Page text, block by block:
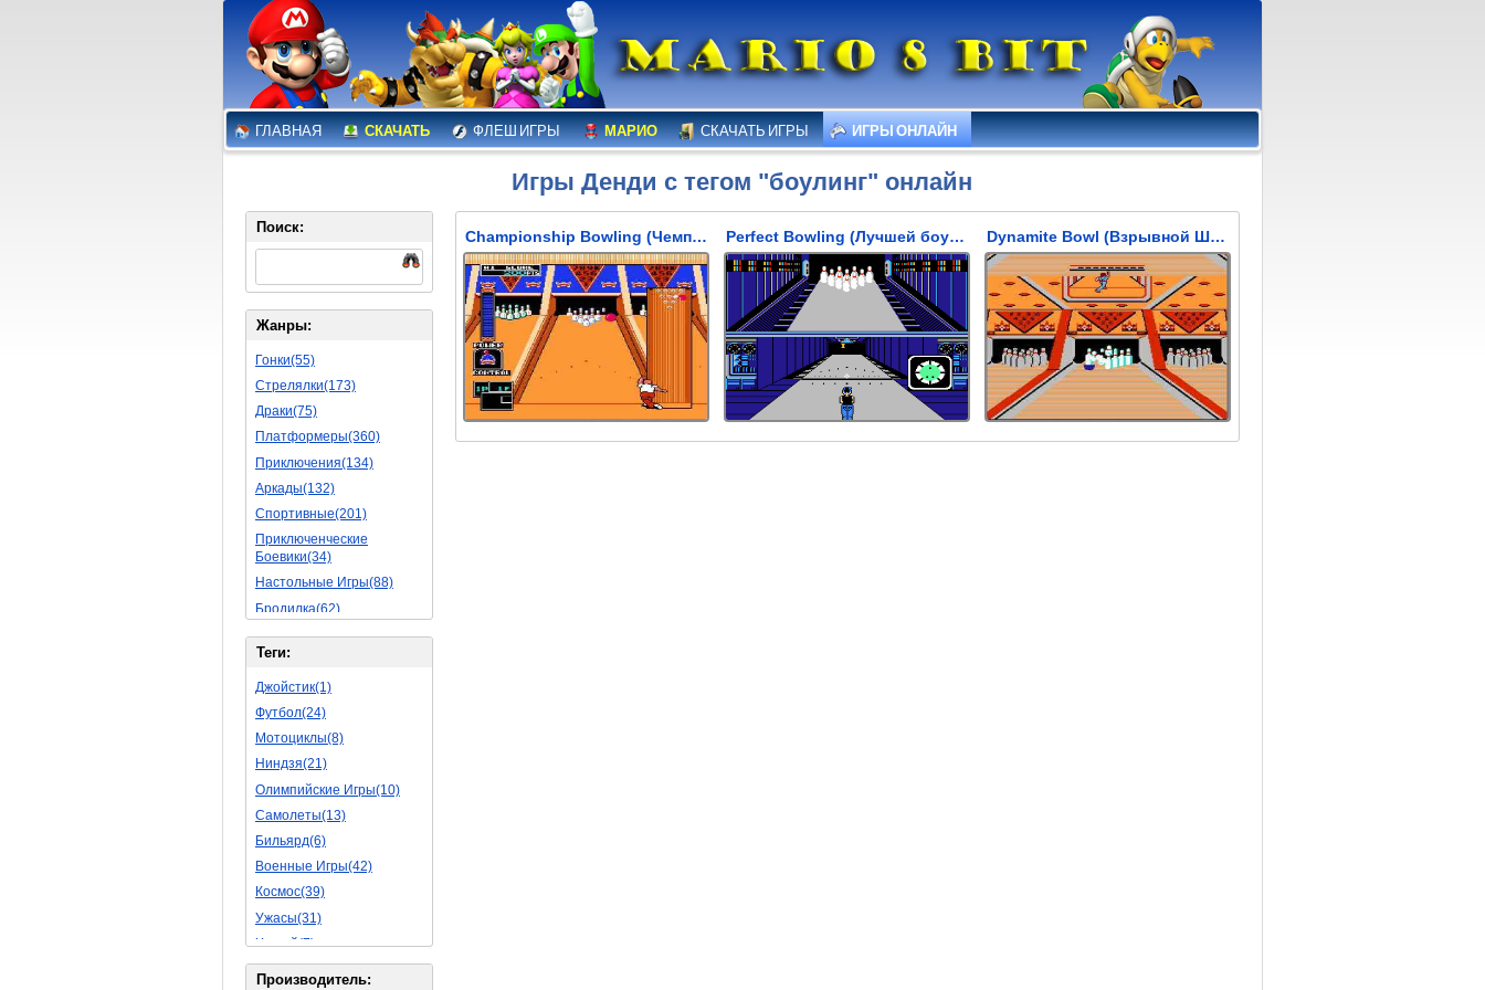
ГЛАВНАЯ СКАЧАТЬ ФЛЕШ ИГРЫ МАРИО СКАЧАТЬ ИГРЫ ИГРЫ ОНЛАЙН
Игры Денди с тегом "боулинг" онлайн
Championship Bowling (Чемпионат по Боулингу) Perfect Bowling (Лучшей боулинг) Dynamite Bowl (Взрывной Шар)
Поиск:
Жанры:
Гонки(55)
Стрелялки(173)
Драки(75)
Платформеры(360)
Приключения(134)
Аркады(132)
Спортивные(201)
Приключенческие
Боевики(34)
Настольные Игры(88)
Бродилка(62)
Стратегии(77)
Боевые RPG(50)
Симуляторы(31)
Леталки(24)
Симуляторы Жизни(76)
Уникальный(29)
Логические Игры(35)
Азартные(45)
Ролевые Игры(176)
Боевик(10)
Головоломка(11)
Rpg(14)
Пошаговые Игры(22)
Пазлы(82)
Теги:
Джойстик(1)
Футбол(24)
Мотоциклы(8)
Ниндзя(21)
Олимпийские Игры(10)
Самолеты(13)
Бильярд(6)
Военные Игры(42)
Космос(39)
Ужасы(31)
Хоккей(7)
Вертолет(13)
Производитель: